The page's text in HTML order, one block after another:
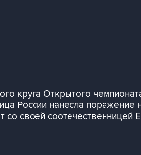
круга Открытого
России нанесла поражение
своей соотечественницей